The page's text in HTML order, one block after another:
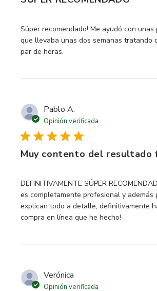
Súper recomendado! Me ayudó con unas
que llevaba unas dos semanas tratando
par de horas.
read more about review content
Pablo A.
Opinión verificada
Muy contento del resultado
DEFINITIVAMENTE SÚPER
es completamente profesional y además
explican todo a detalle, definitivamente
compra en línea que he hecho!
read more about review content
Verónica
Opinión verificada